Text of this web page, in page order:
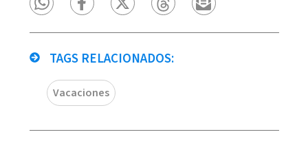
TAGS RELACIONADOS:
Vacaciones